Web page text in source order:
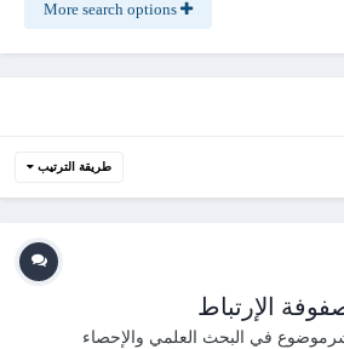
طريقة الترتيب
الإرتباط
في البحث العلمي والإحصاء